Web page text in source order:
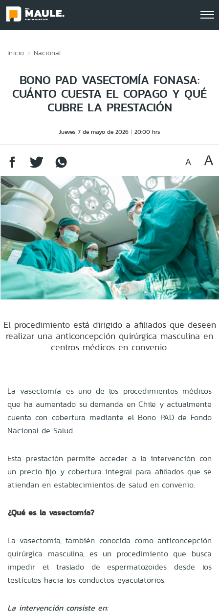
Inicio Nacional
BONO PAD VASECTOMÍA FONASA:
CUÁNTO CUESTA EL COPAGO Y QUÉ
CUBRE LA PRESTACIÓN
Jueves 7 de mayo de 2026 20:00 hrs
El procedimiento está dirigido a afiliados que deseen
realizar una anticoncepción quirúrgica masculina en
centros médicos en convenio.
La vasectomía es uno de los procedimientos médicos
que ha aumentado su demanda en Chile y actualmente
cuenta con cobertura mediante el Bono PAD de Fondo
Nacional de Salud.
Esta prestación permite acceder a la intervención con
un precio fijo y cobertura integral para afiliados que se
atiendan en establecimientos de salud en convenio.
¿Qué es la vasectomía?
La vasectomía, también conocida como anticoncepción
quirúrgica masculina, es un procedimiento que busca
impedir el traslado de espermatozoides desde los
testículos hacia los conductos eyaculatorios.
La intervención consiste en: